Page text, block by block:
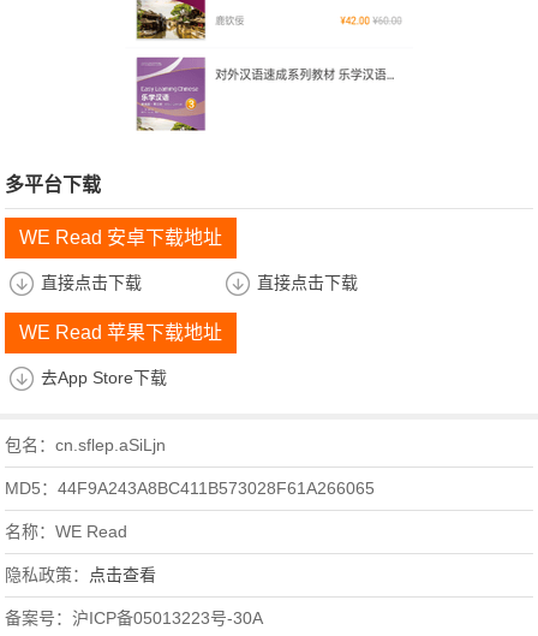
多平台下载
WE Read 安卓下载地址
直接点击下载 直接点击下载
WE Read 苹果下载地址
去App Store下载
包名：cn.sflep.aSiLjn
MD5：44F9A243A8BC411B573028F61A266065
名称：WE Read
隐私政策： 点击查看
备案号：沪ICP备05013223号-30A